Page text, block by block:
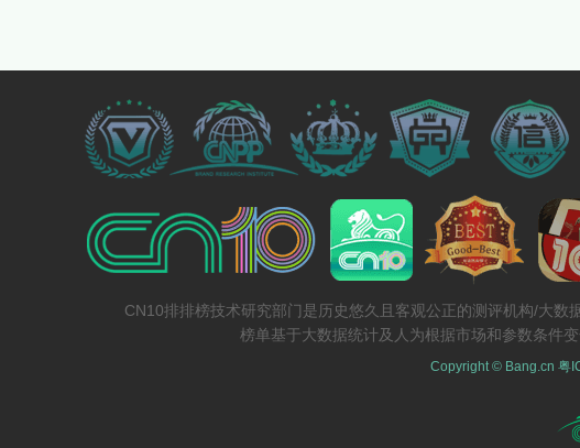
CN10排排榜技术研究部门是历史悠久且客观公正的测评机构/大
榜单基于大数据统计及人为根据市场和参数条件
Copyright © Bang.cn 粤